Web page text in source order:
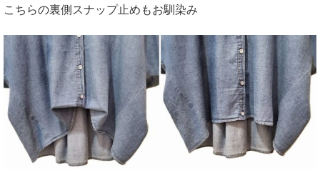
こちらの裏側スナップ止めもお馴染み